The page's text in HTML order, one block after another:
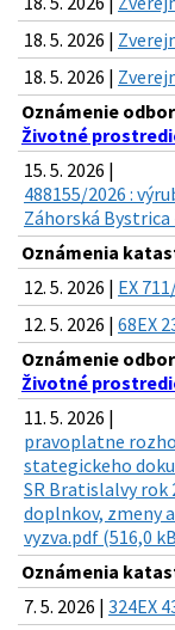
18. 5. 2026 |
18. 5. 2026 |
Oznámenie
Životné
15. 5. 2026 |
488155/2026 :
Záhorská Bystrica
Oznámenia
12. 5. 2026 | EX
12. 5. 2026 | 68EX
Oznámenie
Životné
11. 5. 2026 |
pravoplatne
stategickeho
SR Bratislalvy rok
doplnkov, zmeny
vyzva.pdf (516,0
Oznámenia
7. 5. 2026 | 324EX